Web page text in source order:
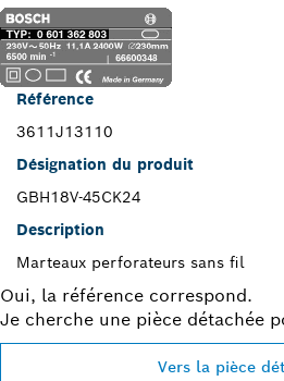
Référence
3611J13110
Désignation du produit
GBH18V-45CK24
Description
Marteaux perforateurs sans fil
Oui, la référence correspond.
Je cherche une pièce détachée
Vers la pièce